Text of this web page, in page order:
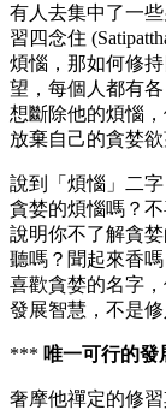
有人去集中了一
習四念住
煩惱，那如何修
望，每個人都有
想斷除他的煩惱
放棄自己的貪婪欲
說到「煩惱」二
貪婪的煩惱嗎？
說明你不了解貪
聽嗎？聞起來香
喜歡貪婪的名字
發展智慧，不是修
*** 唯一可行的發
奢摩他禪定的修